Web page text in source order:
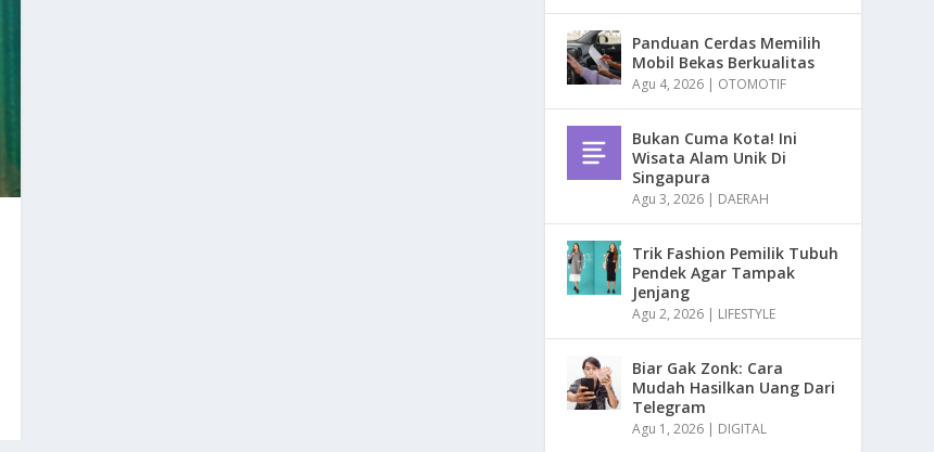
Panduan Cerdas Memilih
Mobil Bekas Berkualitas
Agu 4, 2026 | OTOMOTIF
Bukan Cuma Kota! Ini
Wisata Alam Unik Di
Singapura
Agu 3, 2026 | DAERAH
Trik Fashion Pemilik Tubuh
Pendek Agar Tampak
Jenjang
Agu 2, 2026 | LIFESTYLE
Biar Gak Zonk: Cara
Mudah Hasilkan Uang Dari
Telegram
Agu 1, 2026 | DIGITAL